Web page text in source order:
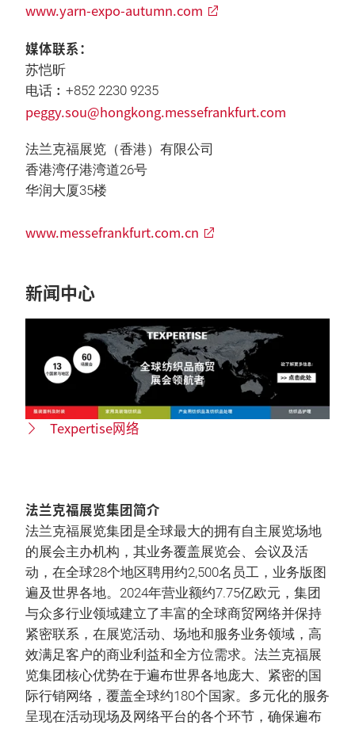
www.yarn-expo-autumn.com
媒体联系：
苏恺昕
电话︰+852 2230 9235
peggy.sou@hongkong.messefrankfurt.com
法兰克福展览（香港）有限公司
香港湾仔港湾道26号
华润大厦35楼
www.messefrankfurt.com.cn
新闻中心
Texpertise网络
法兰克福展览集团简介
法兰克福展览集团是全球最大的拥有自主展览场地
的展会主办机构，其业务覆盖展览会、会议及活
动，在全球28个地区聘用约2,500名员工，业务版图
遍及世界各地。2024年营业额约7.75亿欧元，集团
与众多行业领域建立了丰富的全球商贸网络并保持
紧密联系，在展览活动、场地和服务业务领域，高
效满足客户的商业利益和全方位需求。法兰克福展
览集团核心优势在于遍布世界各地庞大、紧密的国
际行销网络，覆盖全球约180个国家。多元化的服务
呈现在活动现场及网络平台的各个环节，确保遍布